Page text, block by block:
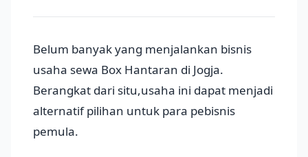
Belum banyak yang menjalankan bisnis
usaha sewa Box Hantaran di Jogja.
Berangkat dari situ,usaha ini dapat menjadi
alternatif pilihan untuk para pebisnis
pemula.